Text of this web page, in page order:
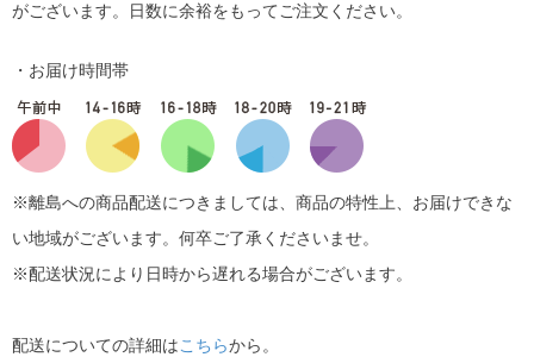
がございます。日数に余裕をもってご注文ください。
・お届け時間帯
※離島への商品配送につきましては、商品の特性上、お届けできな
い地域がございます。何卒ご了承くださいませ。
※配送状況により日時から遅れる場合がございます。
配送についての詳細はこちらから。